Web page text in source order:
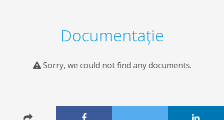
Documentaţie
Sorry, we could not find any documents.